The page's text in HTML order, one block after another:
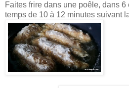
Faites frire dans une poêle, dans
temps de 10 à 12 minutes suivant